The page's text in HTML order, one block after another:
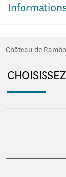
Château de